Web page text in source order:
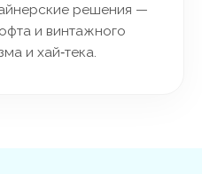
решения —
и винтажного
и хай‑тека.